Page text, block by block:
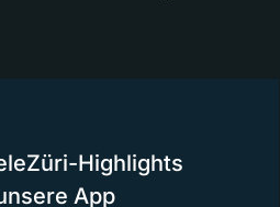
Highlights
App